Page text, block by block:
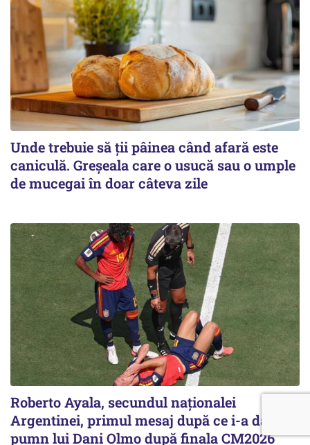
Unde trebuie să ții pâinea când afară este
caniculă. Greșeala care o usucă sau o umple
de mucegai în doar câteva zile
Roberto Ayala, secundul naţionalei
Argentinei, primul mesaj după ce i-a dat un
pumn lui Dani Olmo după finala CM2026